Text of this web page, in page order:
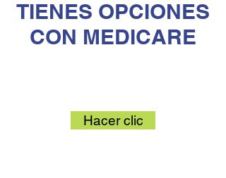
TIENES OPCIONES
CON MEDICARE
Hacer clic